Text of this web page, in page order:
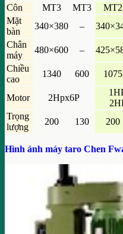
Côn
MT3 MT3 MT2
Mặt
bàn
340×380 –
Chân
máy
480×600 –
Chiều
cao
1340 600 1075
Motor 2Hpx6P
Trọng
lượng
200 130 200
Hình ảnh máy taro Chen